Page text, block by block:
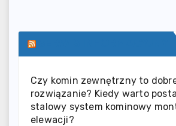
Czy komin zewnętrzny to
rozwiązanie? Kiedy warto
stalowy system kominowy
elewacji?